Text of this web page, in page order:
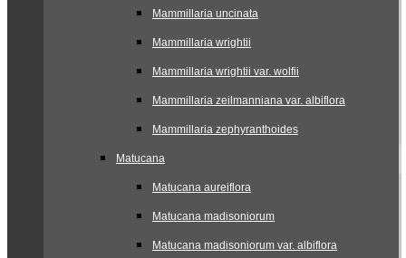
Mammillaria uncinata
Mammillaria wrightii
Mammillaria wrightii var. wolfii
Mammillaria zeilmanniana var. albiflora
Mammillaria zephyranthoides
Matucana
Matucana aureiflora
Matucana madisoniorum
Matucana madisoniorum var. albiflora